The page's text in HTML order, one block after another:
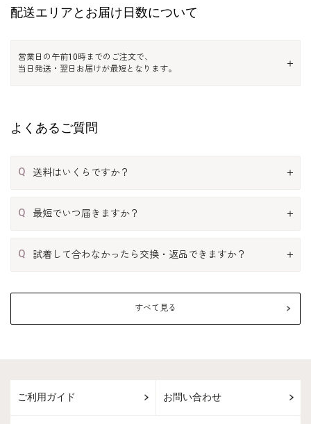
配送エリアとお届け日数について
営業日の午前10時までのご注文で、
当日発送・翌日お届けが最短となります。
よくあるご質問
Q 送料はいくらですか？
Q 最短でいつ届きますか？
Q 試着して合わなかったら交換・返品できますか？
すべて見る
ご利用ガイド お問い合わせ